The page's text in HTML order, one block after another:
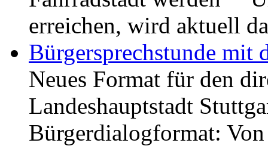
erreichen, wird aktuell
Bürgersprechstunde mit
Neues Format für den
Landeshauptstadt
Bürgerdialogformat: